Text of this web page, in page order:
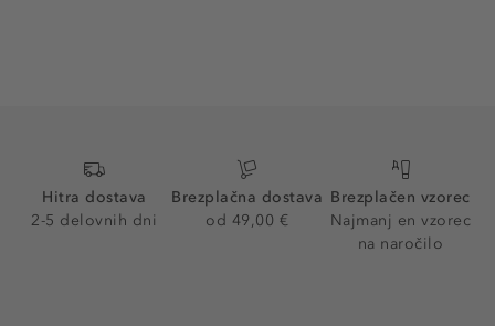
Hitra dostava
2-5 delovnih dni
Brezplačna dostava
od 49,00 €
Brezplačen vzorec
Najmanj en vzorec
na naročilo